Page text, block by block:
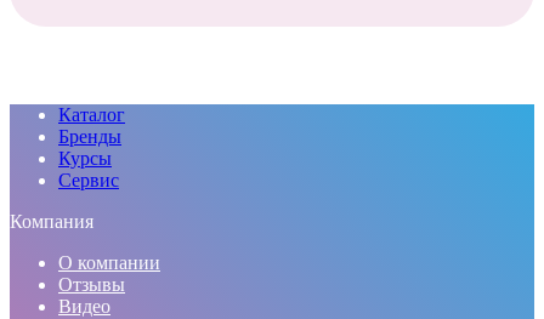
Каталог
Бренды
Курсы
Сервис
Компания
О компании
Отзывы
Видео